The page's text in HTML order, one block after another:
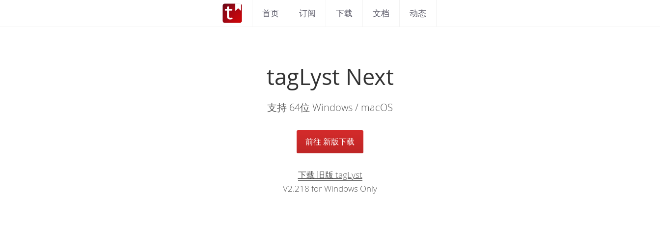
首页 订阅 下载 文档 动态
tagLyst Next
支持 64位 Windows / macOS
前往 新版下载
下载 旧版 tagLyst
V2.218 for Windows Only